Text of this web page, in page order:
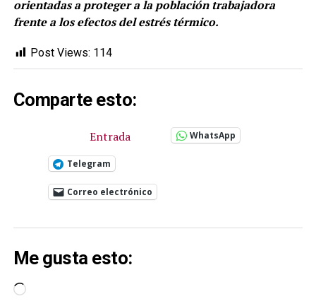
orientadas a proteger a la población trabajadora
frente a los efectos del estrés térmico.
Post Views: 114
Comparte esto:
Entrada WhatsApp
Telegram
Correo electrónico
Me gusta esto:
Cargando...